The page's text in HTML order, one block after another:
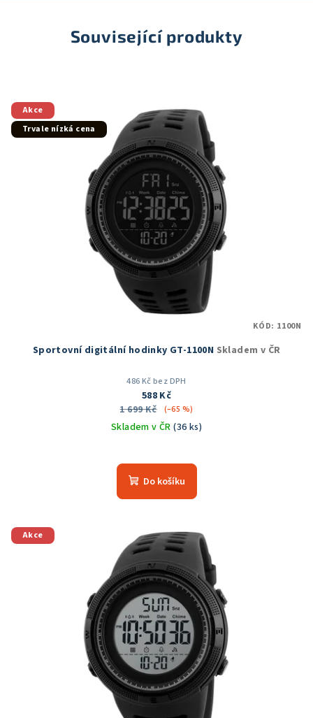
Související produkty
Akce
Trvale nízká cena
Sportovní digitální hodinky GT-1100N Skladem v ČR
486 Kč bez DPH
588 Kč
1 699 Kč
(–65 %)
Skladem v ČR(36 ks)
hodnocení
produktu
5
hvězdiček.
Do košíku
KÓD: 1100N
Akce